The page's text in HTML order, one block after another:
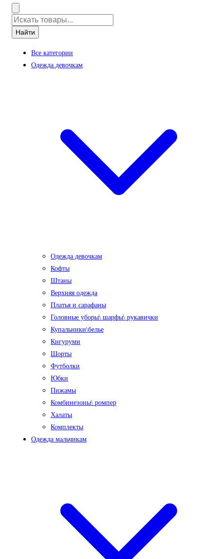
Найти
Все категории
Одежда девочкам
Одежда девочкам
Кофты
Штаны
Верхняя одежда
Платья и сарафаны
Головные уборы\ шарфы\ рукавички
Купальники\белье
Кигуруми
Шорты
Футболки
Юбки
Пижамы
Комбинезоны\ ромпер
Халаты
Комплекты
Одежда мальчикам